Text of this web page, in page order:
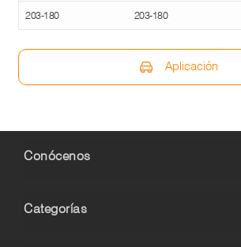
203-180 203-180
Aplicación
Conócenos
Categorías